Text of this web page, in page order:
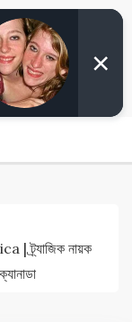
ট্র্যাজিক নায়ক